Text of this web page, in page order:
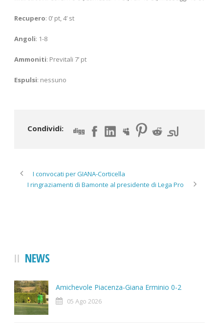
Recupero: 0’ pt, 4’ st
Angoli: 1-8
Ammoniti: Previtali 7’ pt
Espulsi: nessuno
Condividi:
I convocati per GIANA-Corticella
I ringraziamenti di Bamonte al presidente di Lega Pro
NEWS
Amichevole Piacenza-Giana Erminio 0-2
05 Ago 2026